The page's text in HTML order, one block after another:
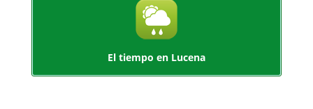
El tiempo en Lucena